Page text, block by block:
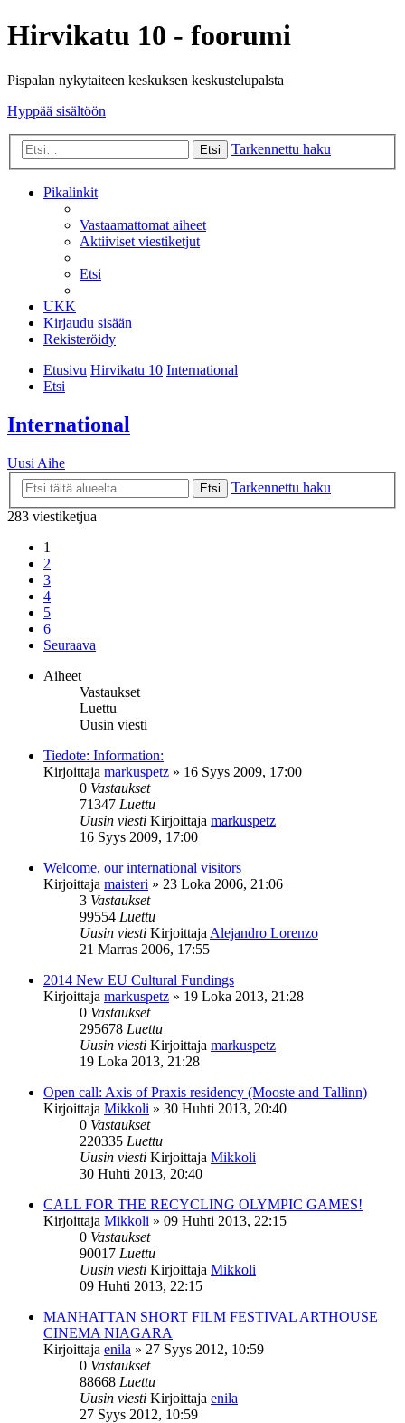
Hirvikatu 10 - foorumi
Pispalan nykytaiteen keskuksen keskustelupalsta
Hyppää sisältöön
Etsi Tarkennettu haku
Pikalinkit
Vastaamattomat aiheet
Aktiiviset viestiketjut
Etsi
UKK
Kirjaudu sisään
Rekisteröidy
Etusivu Hirvikatu 10 International
Etsi
International
Uusi Aihe
Etsi
Tarkennettu haku
283 viestiketjua
1
2
3
4
5
6
Seuraava
Aiheet
Vastaukset
Luettu
Uusin viesti
Tiedote: Information:
Kirjoittaja markuspetz » 16 Syys 2009, 17:00
0 Vastaukset
71347 Luettu
Uusin viesti Kirjoittaja markuspetz
16 Syys 2009, 17:00
Welcome, our international visitors
Kirjoittaja maisteri » 23 Loka 2006, 21:06
3 Vastaukset
99554 Luettu
Uusin viesti Kirjoittaja Alejandro Lorenzo
21 Marras 2006, 17:55
2014 New EU Cultural Fundings
Kirjoittaja markuspetz » 19 Loka 2013, 21:28
0 Vastaukset
295678 Luettu
Uusin viesti Kirjoittaja markuspetz
19 Loka 2013, 21:28
Open call: Axis of Praxis residency (Mooste and Tallinn)
Kirjoittaja Mikkoli » 30 Huhti 2013, 20:40
0 Vastaukset
220335 Luettu
Uusin viesti Kirjoittaja Mikkoli
30 Huhti 2013, 20:40
CALL FOR THE RECYCLING OLYMPIC GAMES!
Kirjoittaja Mikkoli » 09 Huhti 2013, 22:15
0 Vastaukset
90017 Luettu
Uusin viesti Kirjoittaja Mikkoli
09 Huhti 2013, 22:15
MANHATTAN SHORT FILM FESTIVAL ARTHOUSE
CINEMA NIAGARA
Kirjoittaja enila » 27 Syys 2012, 10:59
0 Vastaukset
88668 Luettu
Uusin viesti Kirjoittaja enila
27 Syys 2012, 10:59